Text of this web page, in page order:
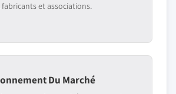
et associations.
Du Marché